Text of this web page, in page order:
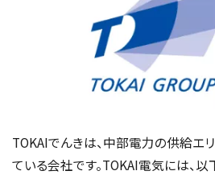
TOKAIでんきは、中部電力の供給エ
ている会社です。TOKAI電気には、